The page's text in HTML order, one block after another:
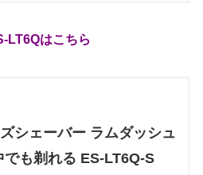
LT6Qはこちら
シェーバー ラムダッシュ
も剃れる ES-LT6Q-S